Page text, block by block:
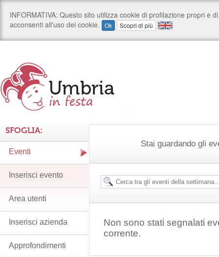
Stai guardando gli
Non sono stati segnalati
corrente.
SFOGLIA:
Eventi
Inserisci evento
Area utenti
Inserisci azienda
Approfondimenti